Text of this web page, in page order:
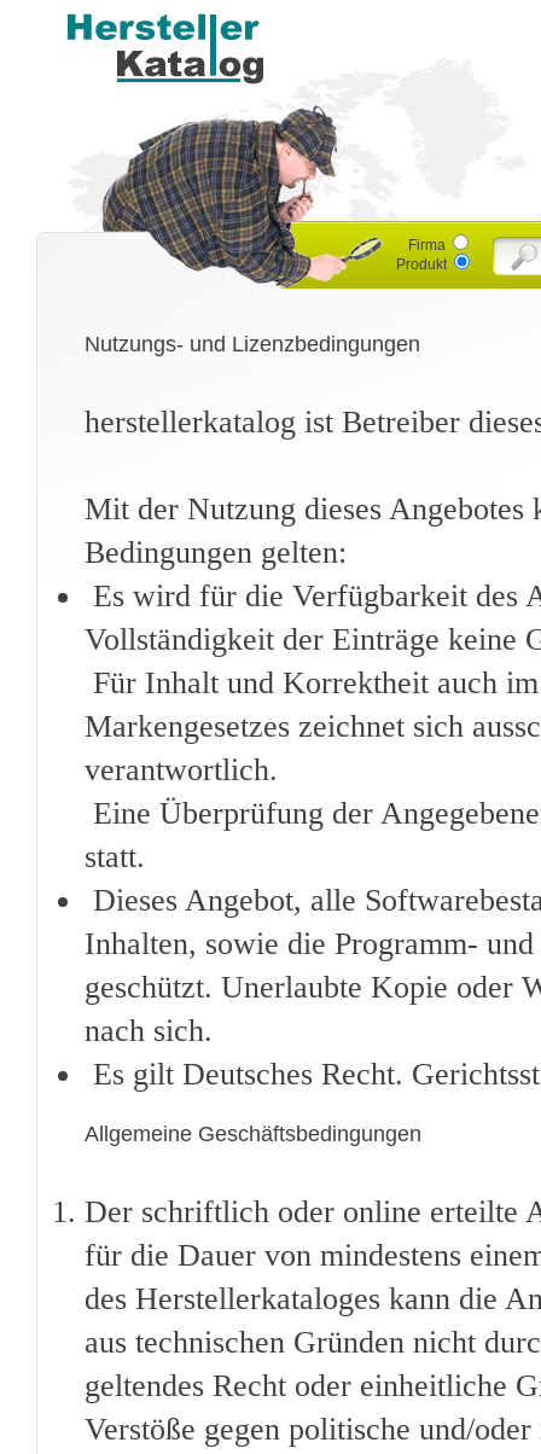
Firma
Produkt
Nutzungs- und Lizenzbedingungen
herstellerkatalog ist Betreiber
Mit der Nutzung dieses
Bedingungen gelten:
Es wird für die Verfügbarkeit des
Vollständigkeit der Einträge keine
Für Inhalt und Korrektheit auch im
Markengesetzes zeichnet sich
verantwortlich.
Eine Überprüfung der
statt.
Dieses Angebot, alle
Inhalten, sowie die Programm-
geschützt. Unerlaubte Kopie oder
nach sich.
Es gilt Deutsches Recht.
Allgemeine Geschäftsbedingungen
Der schriftlich oder online erteilte
für die Dauer von mindestens
des Herstellerkataloges kann die
aus technischen Gründen nicht
geltendes Recht oder einheitliche
Verstöße gegen politische und/